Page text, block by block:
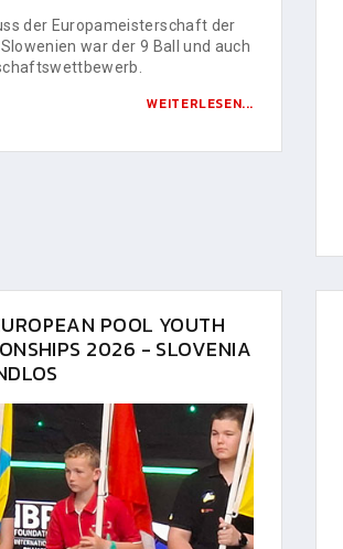
der Europameisterschaft der
war der 9 Ball und auch
WEITERLESEN...
POOL YOUTH
2026 - SLOVENIA